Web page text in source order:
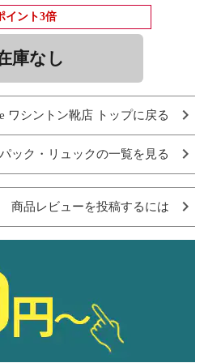
イント3倍
庫なし
ワシントン靴店 トップに戻る
ック・リュックの一覧を見る
商品レビューを投稿するには